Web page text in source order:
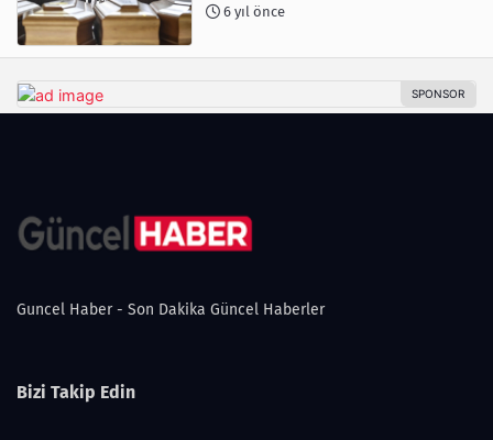
6 yıl önce
Guncel Haber - Son Dakika Güncel Haberler
Bizi Takip Edin